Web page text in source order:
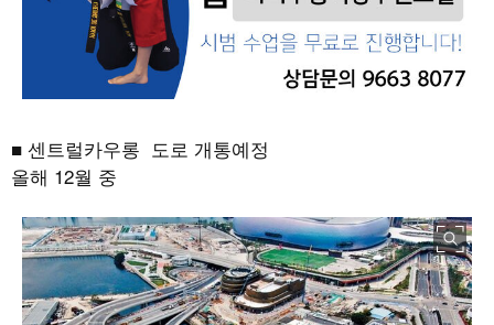
■ 센트럴카우롱 도로 개통예정
올해 12월 중